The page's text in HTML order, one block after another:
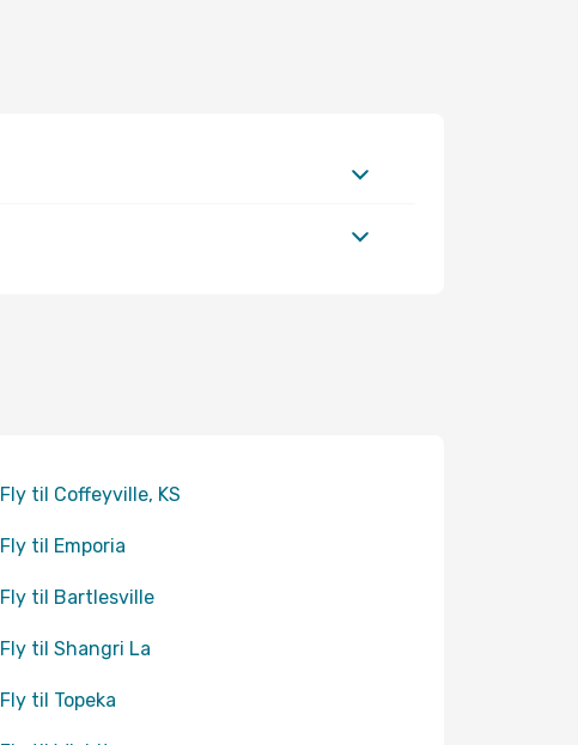
Fly til Coffeyville, KS
Fly til Emporia
Fly til Bartlesville
Fly til Shangri La
Fly til Topeka